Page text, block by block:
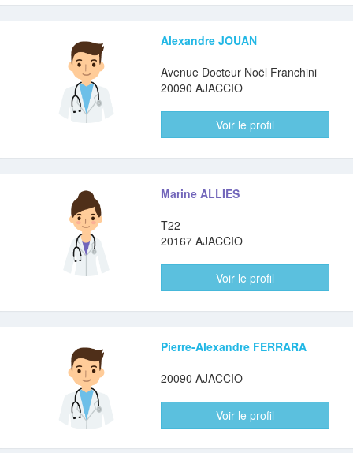
Alexandre JOUAN
Avenue Docteur Noël Franchini
20090 AJACCIO
Voir le profil
Marine ALLIES
T22
20167 AJACCIO
Voir le profil
Pierre-Alexandre FERRARA
20090 AJACCIO
Voir le profil